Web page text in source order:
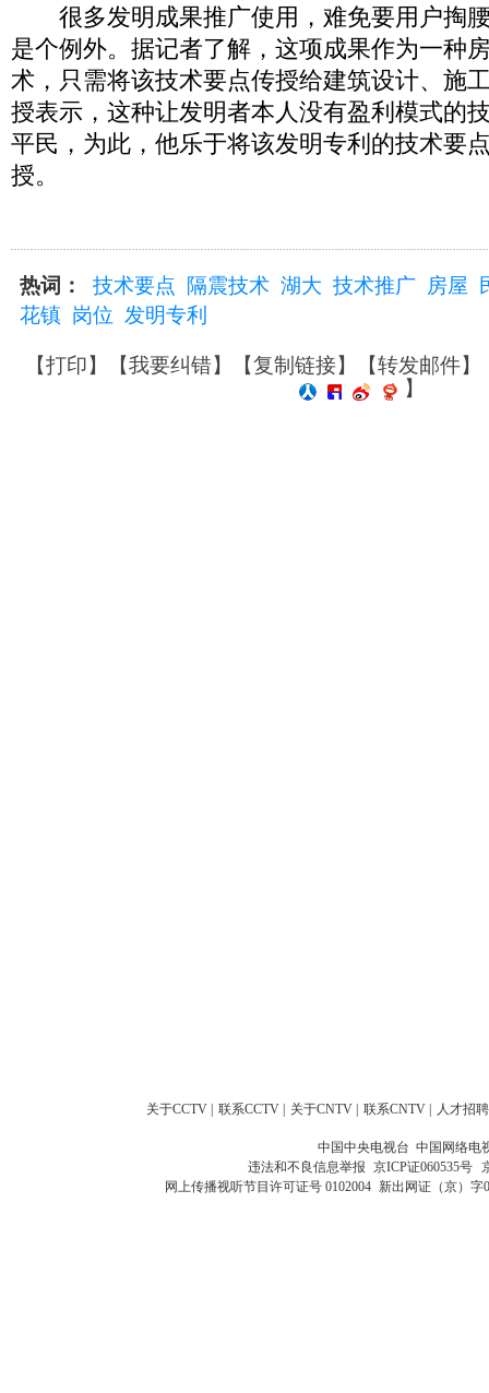
很多发明成果推广使用，难免要用户掏
是个例外。据记者了解，这项成果作为一种
术，只需将该技术要点传授给建筑设计、施
授表示，这种让发明者本人没有盈利模式的
平民，为此，他乐于将该发明专利的技术要
授。
热词： 技术要点 隔震技术 湖大 技术推广 房屋
花镇 岗位 发明专利
【打印】【我要纠错】【复制链接】【转发邮件】
】
关于CCTV 联系CCTV 关于CNTV 联系CNTV 人才招聘
中国中央电视台 中国网络电
违法和不良信息举报 京ICP证060535号
网上传播视听节目许可证号 0102004 新出网证（京）